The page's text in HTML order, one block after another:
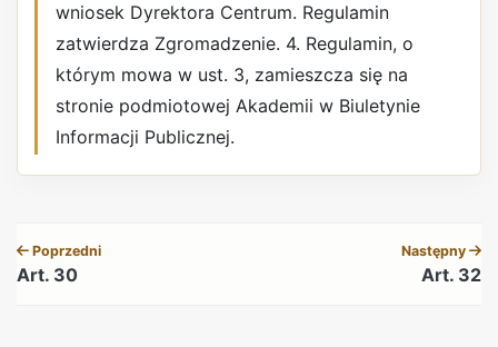
wniosek Dyrektora Centrum. Regulamin
zatwierdza Zgromadzenie. 4. Regulamin, o
którym mowa w ust. 3, zamieszcza się na
stronie podmiotowej Akademii w Biuletynie
Informacji Publicznej.
Poprzedni
Art. 30
Następny
Art. 32